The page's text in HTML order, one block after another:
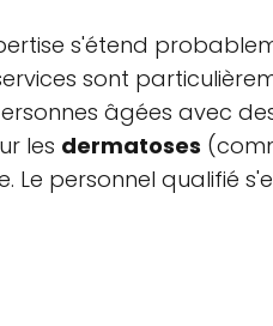
s'étend
sont
âgées avec
les dermatoses
Le personnel qualifié